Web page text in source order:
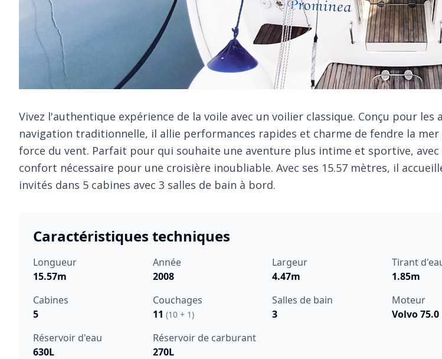
Vivez l'authentique expérience de la voile avec un voilier classique. Conçu pour les
navigation traditionnelle, il allie performances rapides et charme de fendre la mer
force du vent. Parfait pour qui souhaite une aventure plus intime et sportive,
confort nécessaire pour une croisière inoubliable. Avec ses 15.57 mètres, il
invités dans 5 cabines avec 3 salles de bain à bord.
Caractéristiques techniques
Longueur
15.57m
Année
2008
Largeur
4.47m
Tirant
1.85m
Cabines
5
Couchages
11 (10 + 1)
Salles de bain
3
Moteur
Volvo 75.0
Réservoir d'eau
630L
Réservoir de carburant
270L